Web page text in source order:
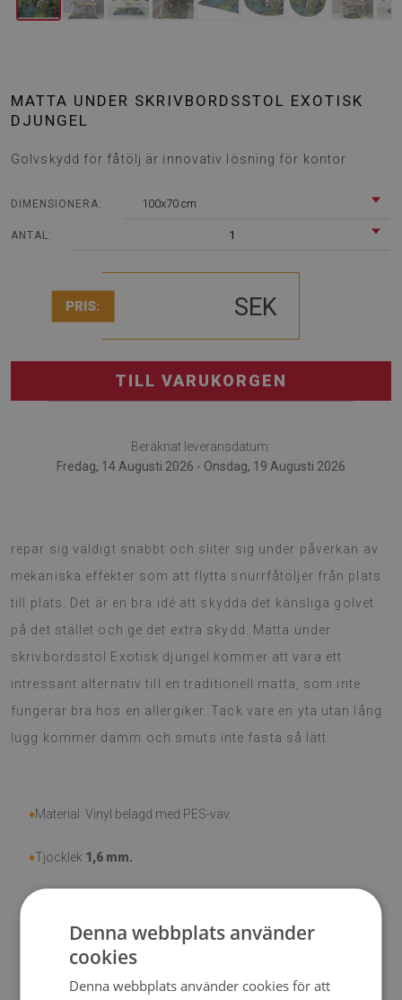
MATTA UNDER SKRIVBORDSSTOL EXOTISK
DJUNGEL
Golvskydd för fåtölj är innovativ lösning för kontor.
DIMENSIONERA: 100x70 cm
ANTAL: 1
PRIS: SEK
TILL VARUKORGEN
Beräknat leveransdatum:
Fredag, 14 Augusti 2026 - Onsdag, 19 Augusti 2026
repar sig väldigt snabbt och sliter sig under påverkan av
mekaniska effekter som att flytta snurrfåtöljer från plats
till plats. Det är en bra idé att skydda det känsliga golvet
på det stället och ge det extra skydd. Matta under
skrivbordsstol Exotisk djungel kommer att vara ett
intressant alternativ till en traditionell matta, som inte
fungerar bra hos en allergiker. Tack vare en yta utan lång
lugg kommer damm och smuts inte fasta så lätt.
♦Material: Vinyl belagd med PES-väv.
♦Tjocklek 1,6 mm.
♦
Mattor är inte halkfria;
Produkt är lätt att städa, fläck- och vattentålig.
Denna webbplats använder
cookies
Denna webbplats använder cookies för att